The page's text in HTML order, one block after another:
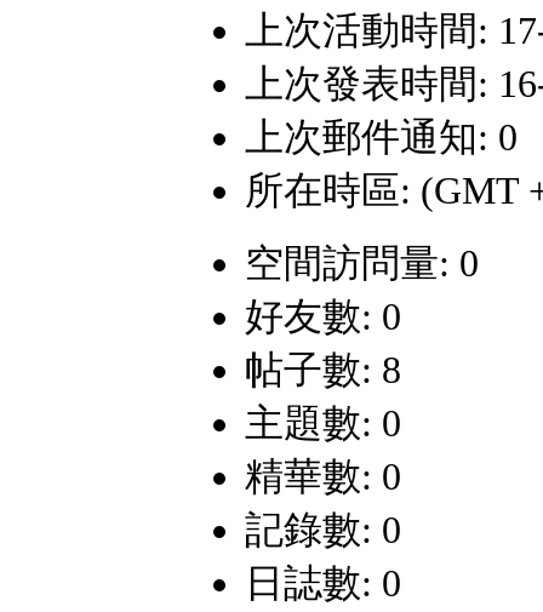
上次活動時間:
上次發表時間:
上次郵件通知: 0
所在時區: (GMT
空間訪問量: 0
好友數: 0
帖子數: 8
主題數: 0
精華數: 0
記錄數: 0
日誌數: 0